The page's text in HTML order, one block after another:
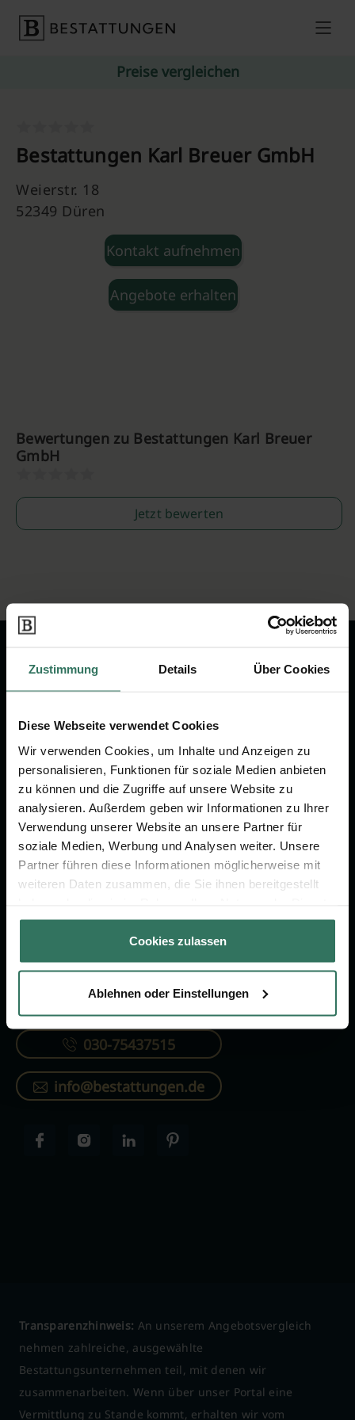
Zustimmung Details Über Cookies
Diese Webseite verwendet Cookies
Wir verwenden Cookies, um Inhalte und Anzeigen zu
personalisieren, Funktionen für soziale Medien anbieten
zu können und die Zugriffe auf unsere Website zu
analysieren. Außerdem geben wir Informationen zu Ihrer
Verwendung unserer Website an unsere Partner für
soziale Medien, Werbung und Analysen weiter. Unsere
Partner führen diese Informationen möglicherweise mit
weiteren Daten zusammen, die Sie ihnen bereitgestellt
gesammelt haben.
Cookies zulassen
Ablehnen oder Einstellungen
Preise vergleichen
Bestattungen Karl Breuer GmbH
Weierstr. 18
52349 Düren
Kontakt aufnehmen
Angebote erhalten
Bewertungen zu Bestattungen Karl Breuer
GmbH
Jetzt bewerten
Wir sind Ihr Ansprechpartner rund
um das Thema Bestattung &
Jetzt beraten lassen
FÜR SIE
Vergleich
FÜR BESTATTER
Online-Portal
030-75437515
info@bestattungen.de
Transparenzhinweis: An unserem Angebotsvergleich
nehmen zahlreiche, ausgewählte
Bestattungsunternehmen teil, mit denen wir
zusammenarbeiten. Wenn über unser Portal eine
Vermittlung zu Stande kommt, erhalten wir vom